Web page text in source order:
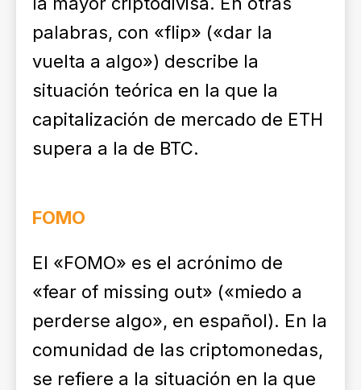
palabras, con «flip» («dar la
vuelta a algo») describe la
situación teórica en la que la
capitalización de mercado de ETH
supera a la de BTC.
FOMO
El «FOMO» es el acrónimo de
«fear of missing out» («miedo a
perderse algo», en español). En la
comunidad de las criptomonedas,
se refiere a la situación en la que